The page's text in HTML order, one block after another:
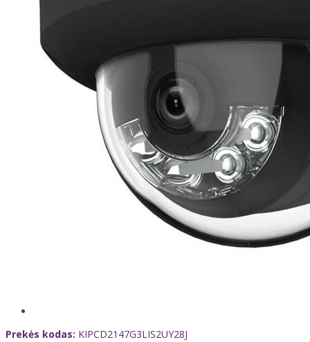
Prekės kodas: KIPCD2147G3LIS2UY28J